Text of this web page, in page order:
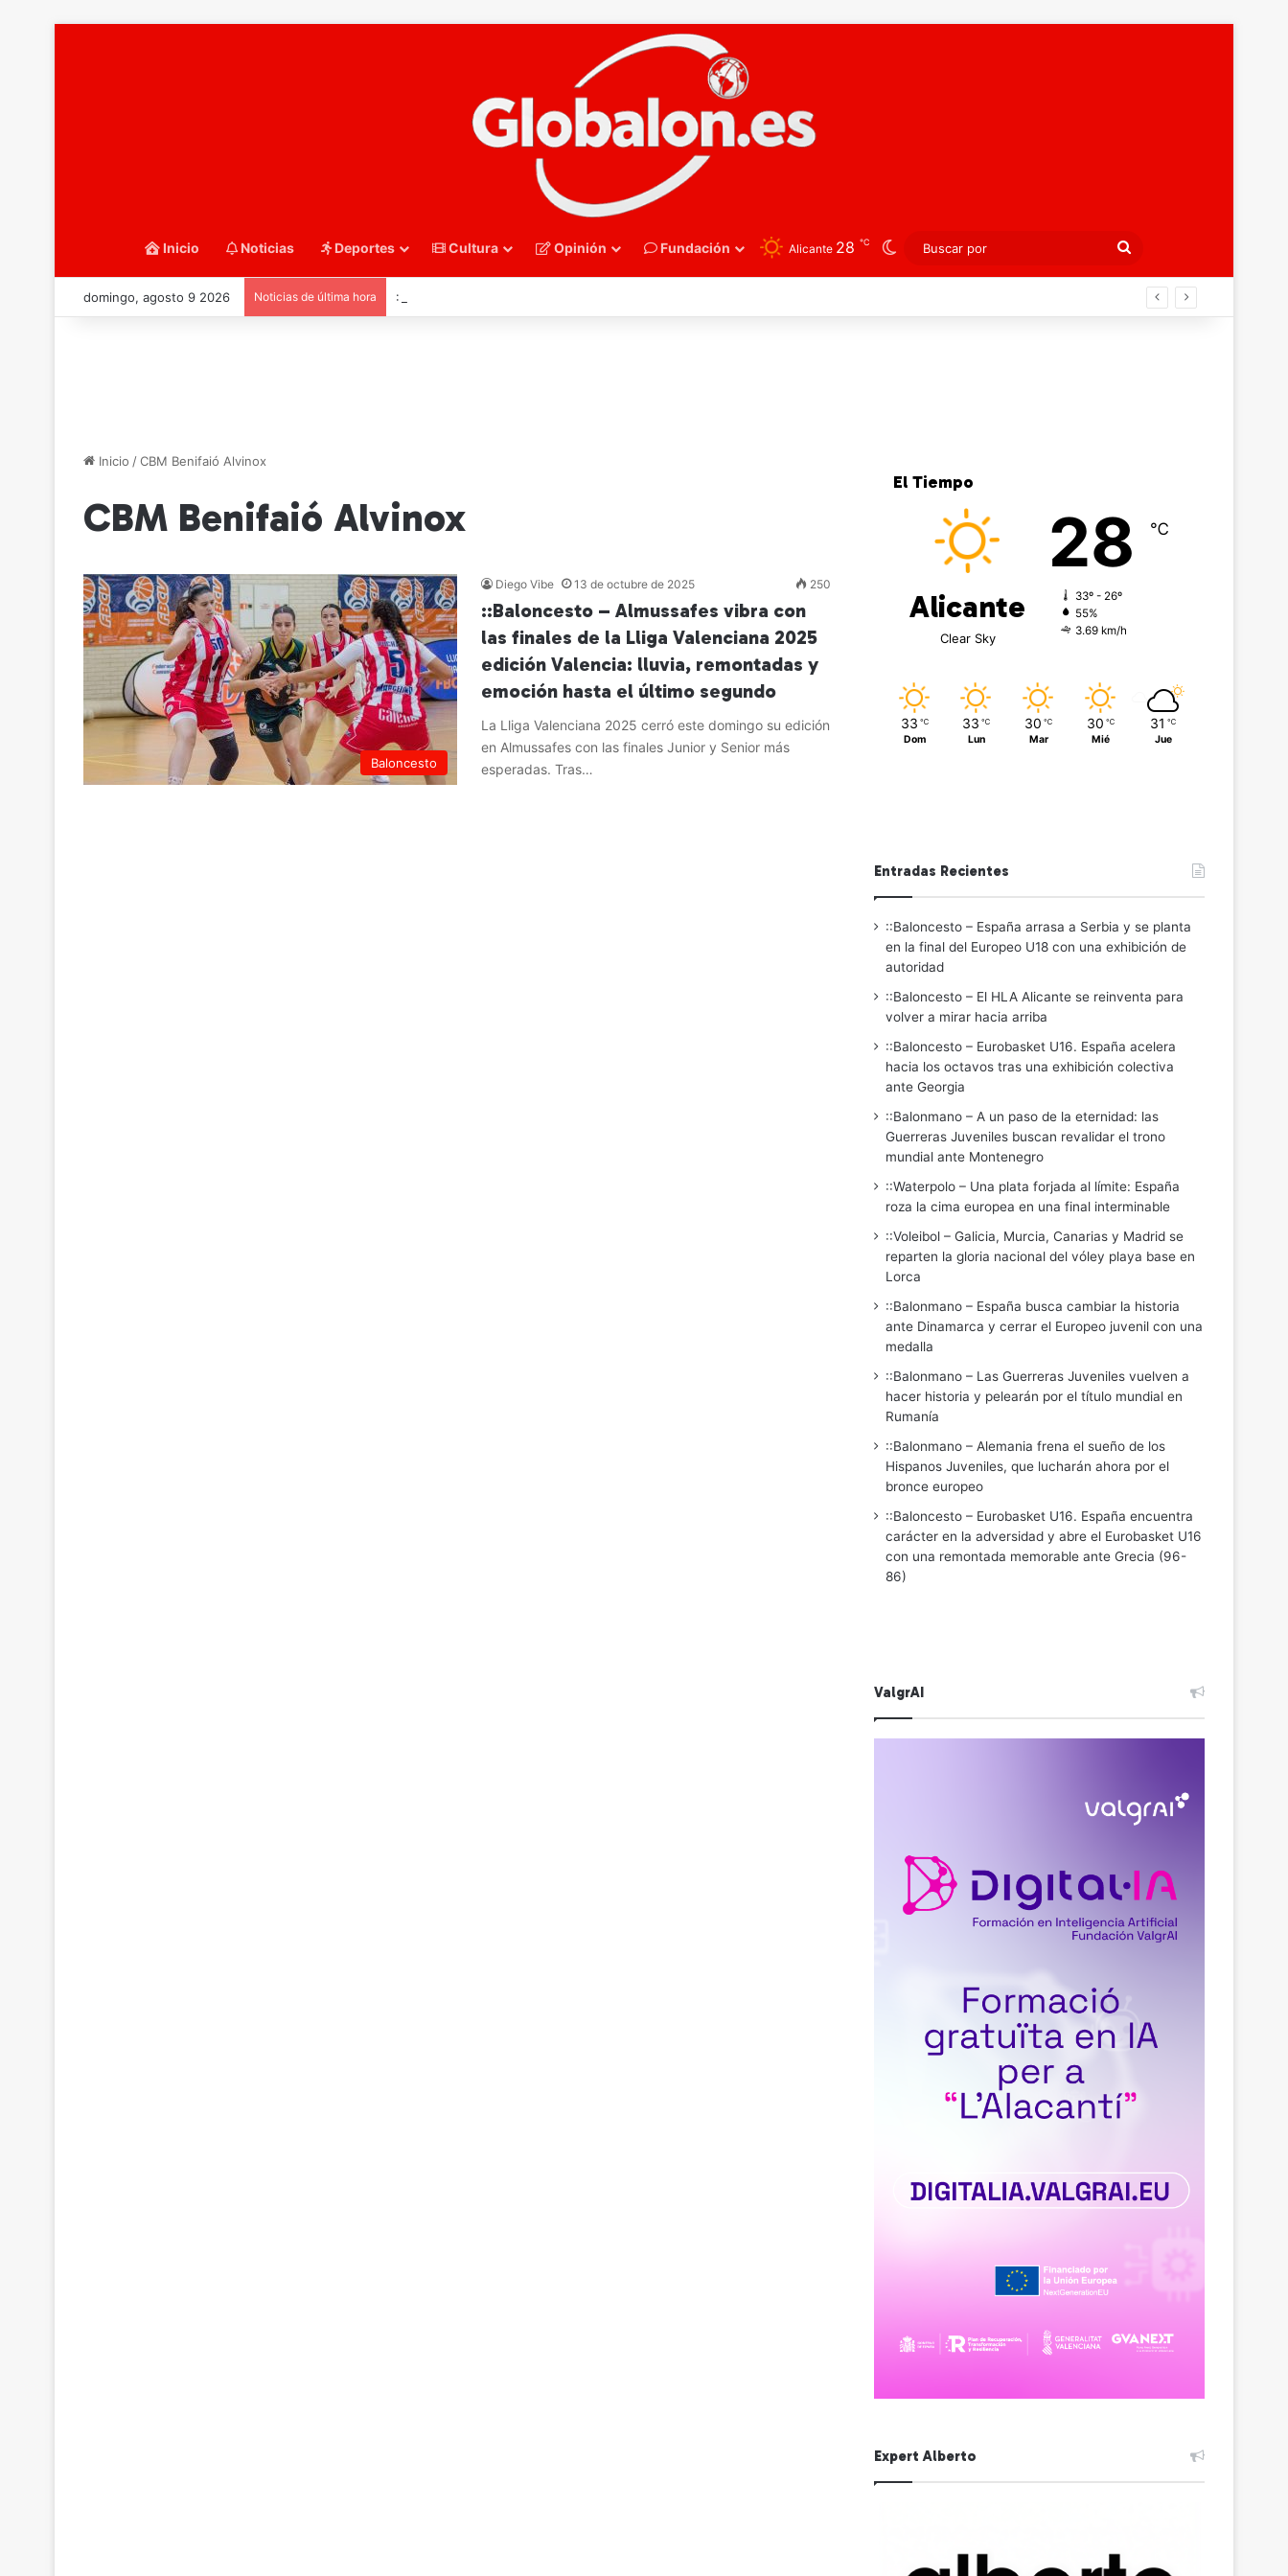
Inicio Noticias Deportes Cultura Opinión Fundación Alicante 28 ℃ Switch skin
Buscar
por
domingo, agosto 9 2026 Noticias de última hora ::Baloncesto – Eurobasket U16. España acelera hacia los octavos tras una exhibición colectiva ante Georgia
Inicio /CBM Benifaió Alvinox
CBM Benifaió Alvinox
Baloncesto
Diego Vibe 13 de octubre de 2025 250
::Baloncesto – Almussafes vibra con
las finales de la Lliga Valenciana 2025
edición Valencia: lluvia, remontadas y
emoción hasta el último segundo
La Lliga Valenciana 2025 cerró este domingo su edición
en Almussafes con las finales Junior y Senior más
esperadas. Tras…
El Tiempo
Alicante
Clear Sky
28 ℃
33º - 26º
55%
3.69 km/h
33 ℃
Dom
33 ℃
Lun
30 ℃
Mar
30 ℃
Mié
31 ℃
Jue
Entradas Recientes
::Baloncesto – España arrasa a Serbia y se planta
en la final del Europeo U18 con una exhibición de
autoridad
::Baloncesto – El HLA Alicante se reinventa para
volver a mirar hacia arriba
::Baloncesto – Eurobasket U16. España acelera
hacia los octavos tras una exhibición colectiva
ante Georgia
::Balonmano – A un paso de la eternidad: las
Guerreras Juveniles buscan revalidar el trono
mundial ante Montenegro
::Waterpolo – Una plata forjada al límite: España
roza la cima europea en una final interminable
::Voleibol – Galicia, Murcia, Canarias y Madrid se
reparten la gloria nacional del vóley playa base en
Lorca
::Balonmano – España busca cambiar la historia
ante Dinamarca y cerrar el Europeo juvenil con una
medalla
::Balonmano – Las Guerreras Juveniles vuelven a
hacer historia y pelearán por el título mundial en
Rumanía
::Balonmano – Alemania frena el sueño de los
Hispanos Juveniles, que lucharán ahora por el
bronce europeo
::Baloncesto – Eurobasket U16. España encuentra
carácter en la adversidad y abre el Eurobasket U16
con una remontada memorable ante Grecia (96-
86)
ValgrAI
Expert Alberto